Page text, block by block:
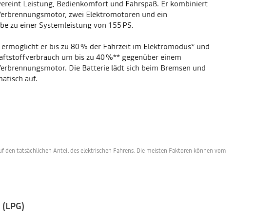
Leistung, Bedienkomfort und Fahrspaß. Er kombiniert
zwei Elektromotoren und ein
zu einer Systemleistung von 155 PS.
er bis zu 80 % der Fahrzeit im Elektromodus* und
um bis zu 40 %** gegenüber einem
Die Batterie lädt sich beim Bremsen und
auf.
tatsächlichen Anteil des elektrischen Fahrens. Die meisten Faktoren können vom